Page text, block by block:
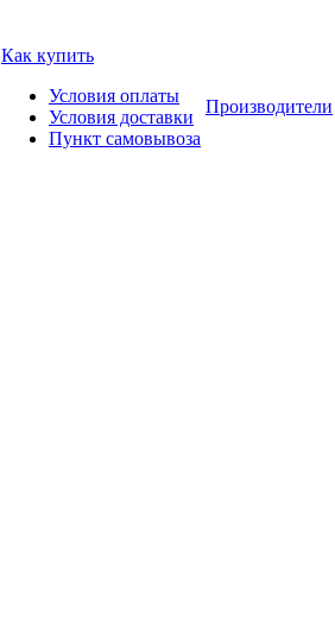
Как купить
Условия оплаты
Условия доставки
Пункт самовывоза
Производители